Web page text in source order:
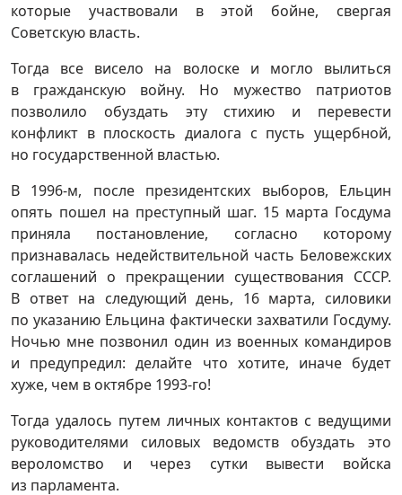
которые участвовали в этой бойне, свергая
Советскую власть.
Тогда все висело на волоске и могло вылиться
в гражданскую войну. Но мужество патриотов
позволило обуздать эту стихию и перевести
конфликт в плоскость диалога с пусть ущербной,
но государственной властью.
В 1996-м, после президентских выборов, Ельцин
опять пошел на преступный шаг. 15 марта Госдума
приняла постановление, согласно которому
признавалась недействительной часть Беловежских
соглашений о прекращении существования СССР.
В ответ на следующий день, 16 марта, силовики
по указанию Ельцина фактически захватили Госдуму.
Ночью мне позвонил один из военных командиров
и предупредил: делайте что хотите, иначе будет
хуже, чем в октябре 1993-го!
Тогда удалось путем личных контактов с ведущими
руководителями силовых ведомств обуздать это
вероломство и через сутки вывести войска
из парламента.